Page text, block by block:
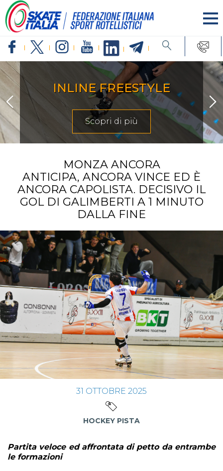
INLINE FREESTYLE
Scopri di più
MONZA ANCORA
ANTICIPA, ANCORA VINCE ED È
ANCORA CAPOLISTA. DECISIVO IL
GOL DI GALIMBERTI A 1 MINUTO
DALLA FINE
31 OTTOBRE 2025
HOCKEY PISTA
Partita veloce ed affrontata di petto da entrambe
le formazioni